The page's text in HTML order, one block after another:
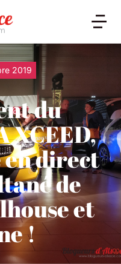
2019
du
XCEED,
direct
de
et
!